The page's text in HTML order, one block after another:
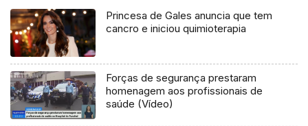
Princesa de Gales anuncia que tem
cancro e iniciou quimioterapia
Forças de segurança prestaram
homenagem aos profissionais de
saúde (Vídeo)